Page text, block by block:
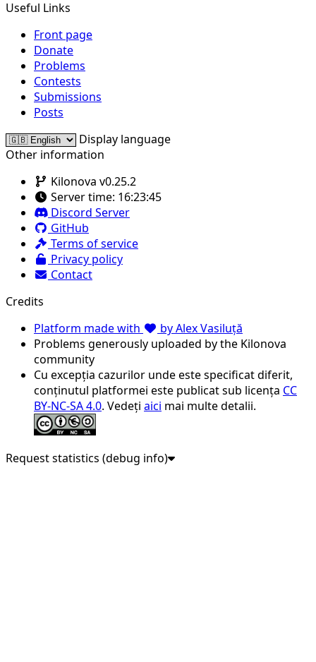
Useful Links
Front page
Donate
Problems
Contests
Submissions
Posts
Display language
Other information
Kilonova v0.25.2
Server time: 16:23:45
Discord Server
GitHub
Terms of service
Privacy policy
Contact
Credits
Platform made with
by Alex Vasiluță
Problems generously uploaded by the Kilonova
community
Cu excepția cazurilor unde este specificat diferit,
conținutul platformei este publicat sub licența CC
BY-NC-SA 4.0. Vedeți aici mai multe detalii.
Request statistics (debug info)